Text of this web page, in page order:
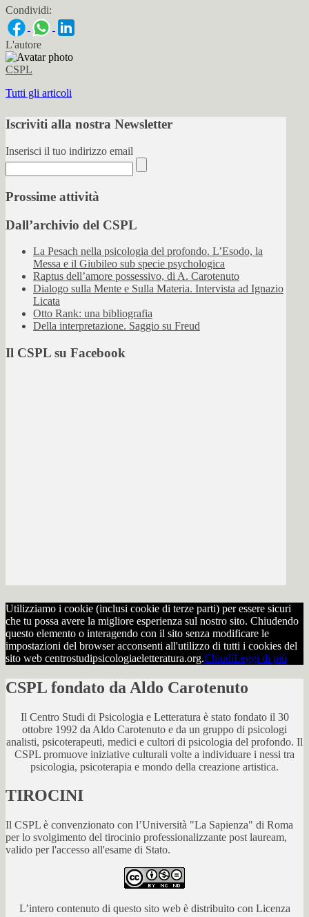
Condividi:
L'autore
CSPL
Tutti gli articoli
Iscriviti alla nostra Newsletter
Inserisci il tuo indirizzo email
Prossime attività
Dall’archivio del CSPL
La Pesach nella psicologia del profondo. L’Esodo, la
Messa e il Giubileo sub specie psychologica
Raptus dell’amore possessivo, di A. Carotenuto
Dialogo sulla Mente e Sulla Materia. Intervista ad Ignazio
Licata
Otto Rank: una bibliografia
Della interpretazione. Saggio su Freud
Il CSPL su Facebook
Utilizziamo i cookie (inclusi cookie di terze parti) per essere sicuri
che tu possa avere la migliore esperienza sul nostro sito. Chiudendo
questo elemento o interagendo con il sito senza modificare le
impostazioni del browser acconsenti all'utilizzo di tutti i cookies del
sito web centrostudipsicologiaeletteratura.org.ChiudiLeggi di più
CSPL fondato da Aldo Carotenuto
Il Centro Studi di Psicologia e Letteratura è stato fondato il 30
ottobre 1992 da Aldo Carotenuto e da un gruppo di psicologi
analisti, psicoterapeuti, medici e cultori di psicologia del profondo. Il
CSPL promuove iniziative culturali volte a individuare i nessi tra
psicologia, psicoterapia e mondo della creazione artistica.
TIROCINI
Il CSPL è convenzionato con l’Università "La Sapienza" di Roma
per lo svolgimento del tirocinio professionalizzante post lauream,
valido per l'accesso all'esame di Stato.
L’intero contenuto di questo sito web è distribuito con Licenza